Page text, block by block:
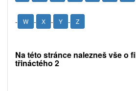
- W - X - Y - Z
Na této stránce nalezneš vše o
třináctého 2